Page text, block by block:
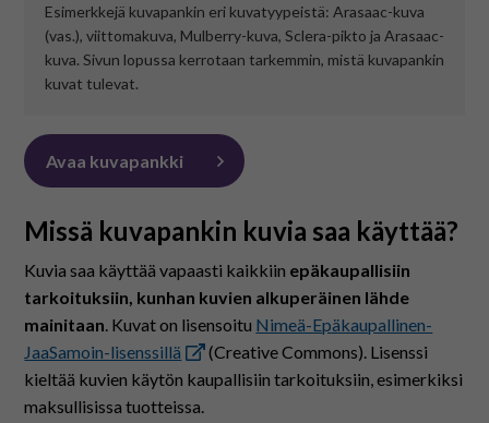
In English
Esimerkkejä kuvapankin eri kuvatyypeistä: Arasaac-kuva
(vas.), viittomakuva, Mulberry-kuva, Sclera-pikto ja Arasaac-
kuva. Sivun lopussa kerrotaan tarkemmin, mistä kuvapankin
kuvat tulevat.
Avaa kuvapankki
Missä kuvapankin kuvia saa käyttää?
Kuvia saa käyttää vapaasti kaikkiin epäkaupallisiin
tarkoituksiin, kunhan kuvien alkuperäinen lähde
mainitaan. Kuvat on lisensoitu Nimeä-Epäkaupallinen-
JaaSamoin-lisenssillä
(Creative Commons). Lisenssi
kieltää kuvien käytön kaupallisiin tarkoituksiin, esimerkiksi
maksullisissa tuotteissa.